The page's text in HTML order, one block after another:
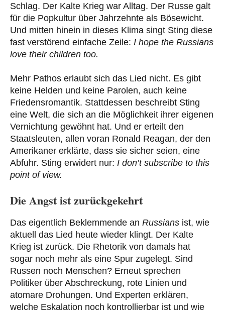
Schlag. Der Kalte Krieg war Alltag. Der Russe galt
für die Popkultur über Jahrzehnte als Bösewicht.
Und mitten hinein in dieses Klima singt Sting diese
fast verstörend einfache Zeile: I hope the Russians
love their children too.
Mehr Pathos erlaubt sich das Lied nicht. Es gibt
keine Helden und keine Parolen, auch keine
Friedensromantik. Stattdessen beschreibt Sting
eine Welt, die sich an die Möglichkeit ihrer eigenen
Vernichtung gewöhnt hat. Und er erteilt den
Staatsleuten, allen voran Ronald Reagan, der den
Amerikaner erklärte, dass sie sicher seien, eine
Abfuhr. Sting erwidert nur: I don’t subscribe to this
point of view.
Die Angst ist zurückgekehrt
Das eigentlich Beklemmende an Russians ist, wie
aktuell das Lied heute wieder klingt. Der Kalte
Krieg ist zurück. Die Rhetorik von damals hat
sogar noch mehr als eine Spur zugelegt. Sind
Russen noch Menschen? Erneut sprechen
Politiker über Abschreckung, rote Linien und
atomare Drohungen. Und Experten erklären,
welche Eskalation noch kontrollierbar ist und wie